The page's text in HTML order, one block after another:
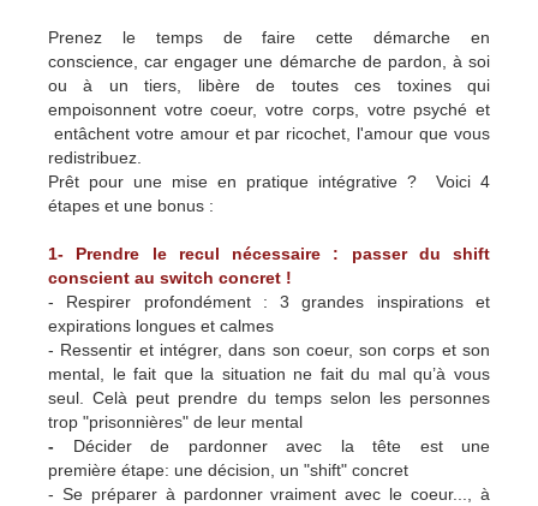
Prenez le temps de faire cette démarche en
conscience, car engager une démarche de pardon, à soi
ou à un tiers, libère de toutes ces toxines qui
empoisonnent votre coeur, votre corps, votre psyché et
entâchent votre amour et par ricochet, l'amour que vous
redistribuez.
Prêt pour une mise en pratique intégrative ? Voici 4
étapes et une bonus :
1- Prendre le recul nécessaire : passer du shift
conscient au switch concret !
- Respirer profondément : 3 grandes inspirations et
expirations longues et calmes
- Ressentir et intégrer, dans son coeur, son corps et son
mental, le fait que la situation ne fait du mal qu’à vous
seul. Celà peut prendre du temps selon les personnes
trop "prisonnières" de leur mental
- Décider de pardonner avec la tête est une
première étape: une décision, un "shift" concret
- Se préparer à pardonner vraiment avec le coeur..., à